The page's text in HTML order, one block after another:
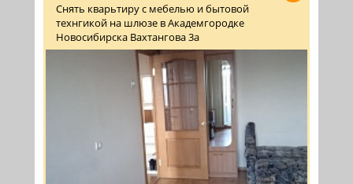
Снять кварьтиру с мебелью и бытовой
технгикой на шлюзе в Академгородке
Новосибирска Вахтангова 3а